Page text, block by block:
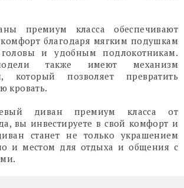
премиум класса обеспечивают
благодаря мягким подушкам
и удобным подлокотникам.
также имеют механизм
который позволяет превратить
кровать.
диван премиум класса от
вы инвестируете в свой комфорт и
станет не только украшением
и местом для отдыха и общения с